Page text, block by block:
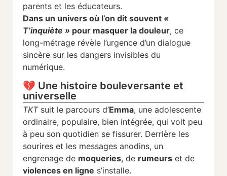
parents et les éducateurs.
Dans un univers où l’on dit souvent «
T’inquiète » pour masquer la douleur, ce
long-métrage révèle l’urgence d’un dialogue
sincère sur les dangers invisibles du
numérique.
💔 Une histoire bouleversante et
universelle
TKTsuit le parcours d’Emma, une adolescente
ordinaire, populaire, bien intégrée, qui voit peu
à peu son quotidien se fissurer. Derrière les
sourires et les messages anodins, un
engrenage de moqueries, de rumeurs et de
violences en ligne s’installe.